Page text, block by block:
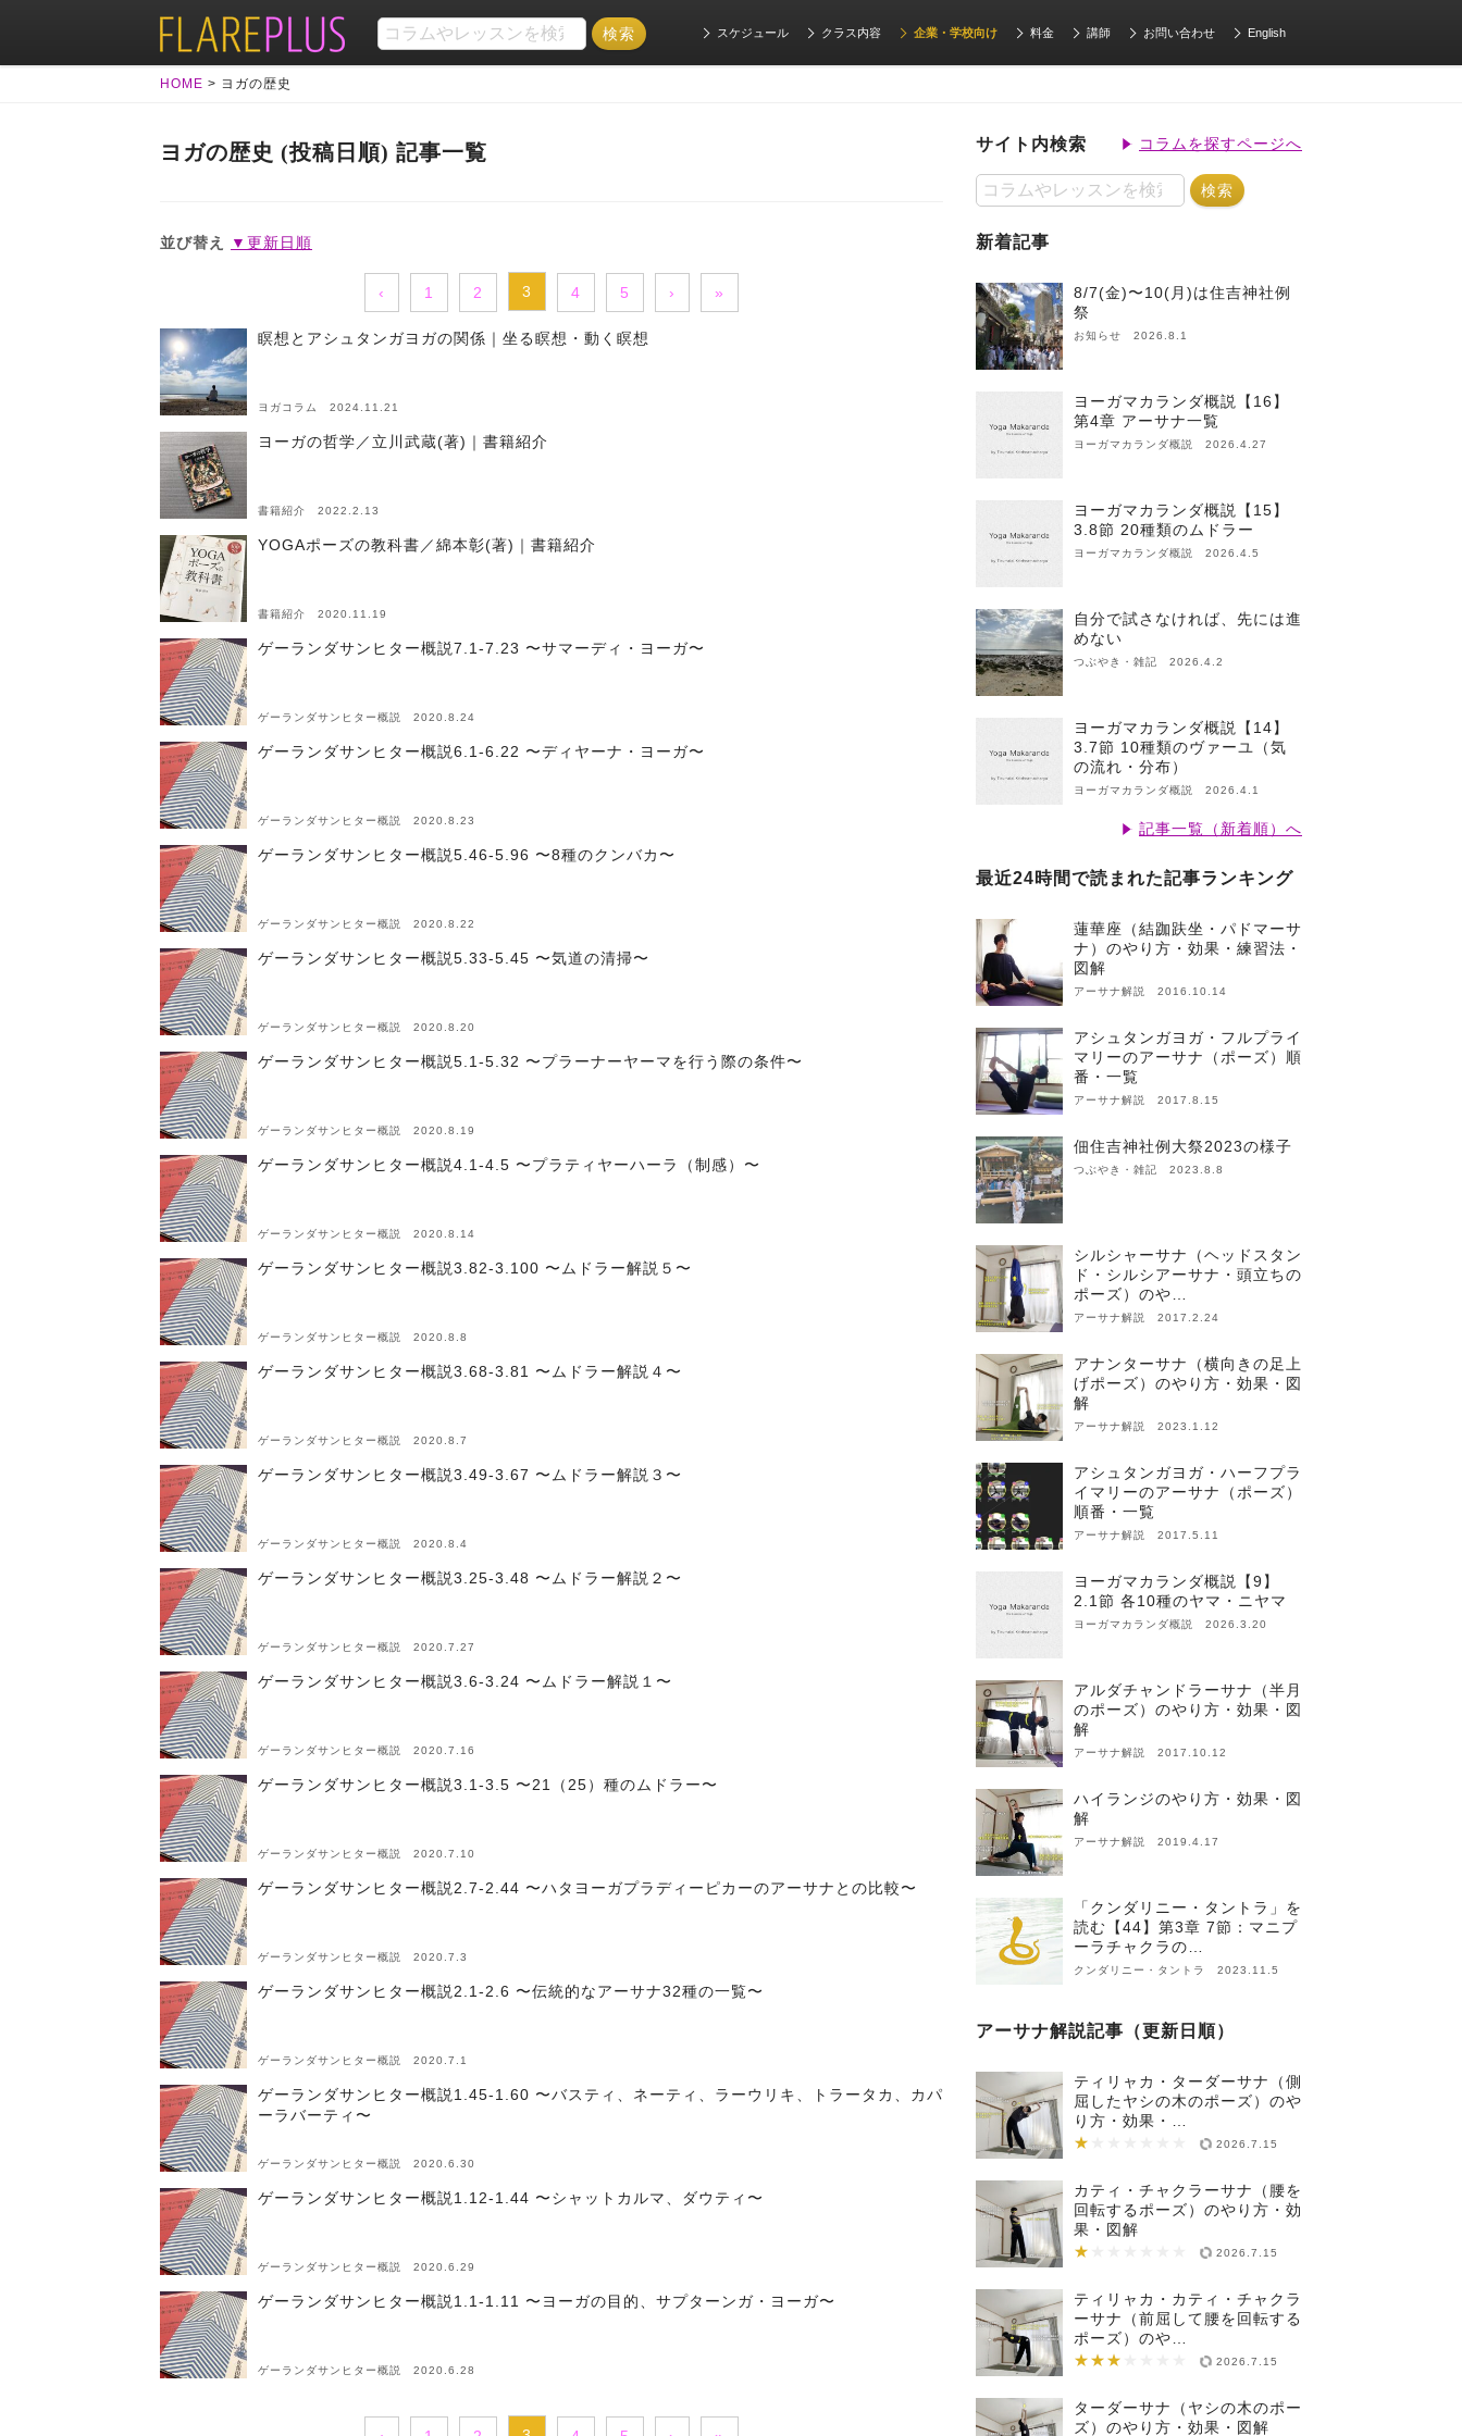
スケジュール クラス内容 企業・学校向け 料金 講師 お問い合わせ English
HOME > ヨガの歴史
ヨガの歴史 (投稿日順) 記事一覧
並び替え ▼更新日順
‹ 1 2 3 4 5 › »
瞑想とアシュタンガヨガの関係｜坐る瞑想・動く瞑想
ヨガコラム 2024.11.21
ヨーガの哲学／立川武蔵(著)｜書籍紹介
書籍紹介 2022.2.13
YOGAポーズの教科書／綿本彰(著)｜書籍紹介
書籍紹介 2020.11.19
ゲーランダサンヒター概説7.1-7.23 〜サマーディ・ヨーガ〜
ゲーランダサンヒター概説 2020.8.24
ゲーランダサンヒター概説6.1-6.22 〜ディヤーナ・ヨーガ〜
ゲーランダサンヒター概説 2020.8.23
ゲーランダサンヒター概説5.46-5.96 〜8種のクンバカ〜
ゲーランダサンヒター概説 2020.8.22
ゲーランダサンヒター概説5.33-5.45 〜気道の清掃〜
ゲーランダサンヒター概説 2020.8.20
ゲーランダサンヒター概説5.1-5.32 〜プラーナーヤーマを行う際の条件〜
ゲーランダサンヒター概説 2020.8.19
ゲーランダサンヒター概説4.1-4.5 〜プラティヤーハーラ（制感）〜
ゲーランダサンヒター概説 2020.8.14
ゲーランダサンヒター概説3.82-3.100 〜ムドラー解説５〜
ゲーランダサンヒター概説 2020.8.8
ゲーランダサンヒター概説3.68-3.81 〜ムドラー解説４〜
ゲーランダサンヒター概説 2020.8.7
ゲーランダサンヒター概説3.49-3.67 〜ムドラー解説３〜
ゲーランダサンヒター概説 2020.8.4
ゲーランダサンヒター概説3.25-3.48 〜ムドラー解説２〜
ゲーランダサンヒター概説 2020.7.27
ゲーランダサンヒター概説3.6-3.24 〜ムドラー解説１〜
ゲーランダサンヒター概説 2020.7.16
ゲーランダサンヒター概説3.1-3.5 〜21（25）種のムドラー〜
ゲーランダサンヒター概説 2020.7.10
ゲーランダサンヒター概説2.7-2.44 〜ハタヨーガプラディーピカーのアーサナとの比較〜
ゲーランダサンヒター概説 2020.7.3
ゲーランダサンヒター概説2.1-2.6 〜伝統的なアーサナ32種の一覧〜
ゲーランダサンヒター概説 2020.7.1
ゲーランダサンヒター概説1.45-1.60 〜バスティ、ネーティ、ラーウリキ、トラータカ、カパ
ーラバーティ〜
ゲーランダサンヒター概説 2020.6.30
ゲーランダサンヒター概説1.12-1.44 〜シャットカルマ、ダウティ〜
ゲーランダサンヒター概説 2020.6.29
ゲーランダサンヒター概説1.1-1.11 〜ヨーガの目的、サプターンガ・ヨーガ〜
ゲーランダサンヒター概説 2020.6.28
サイト内検索 コラムを探すページへ
新着記事
8/7(金)〜10(月)は住吉神社例
祭
お知らせ 2026.8.1
ヨーガマカランダ概説【16】
第4章 アーサナ一覧
ヨーガマカランダ概説 2026.4.27
ヨーガマカランダ概説【15】
3.8節 20種類のムドラー
ヨーガマカランダ概説 2026.4.5
自分で試さなければ、先には進
めない
つぶやき・雑記 2026.4.2
ヨーガマカランダ概説【14】
3.7節 10種類のヴァーユ（気
の流れ・分布）
ヨーガマカランダ概説 2026.4.1
記事一覧（新着順）へ
最近24時間で読まれた記事ランキング
蓮華座（結跏趺坐・パドマーサ
ナ）のやり方・効果・練習法・
図解
アーサナ解説 2016.10.14
アシュタンガヨガ・フルプライ
マリーのアーサナ（ポーズ）順
番・一覧
アーサナ解説 2017.8.15
佃住吉神社例大祭2023の様子
つぶやき・雑記 2023.8.8
シルシャーサナ（ヘッドスタン
ド・シルシアーサナ・頭立ちの
ポーズ）のや…
アーサナ解説 2017.2.24
アナンターサナ（横向きの足上
げポーズ）のやり方・効果・図
解
アーサナ解説 2023.1.12
アシュタンガヨガ・ハーフプラ
イマリーのアーサナ（ポーズ）
順番・一覧
アーサナ解説 2017.5.11
ヨーガマカランダ概説【9】
2.1節 各10種のヤマ・ニヤマ
ヨーガマカランダ概説 2026.3.20
アルダチャンドラーサナ（半月
のポーズ）のやり方・効果・図
解
アーサナ解説 2017.10.12
ハイランジのやり方・効果・図
解
アーサナ解説 2019.4.17
「クンダリニー・タントラ」を
読む【44】第3章 7節：マニプ
ーラチャクラの…
クンダリニー・タントラ 2023.11.5
アーサナ解説記事（更新日順）
ティリャカ・ターダーサナ（側
屈したヤシの木のポーズ）のや
り方・効果・…
★
★★★★★★★ 2026.7.15
カティ・チャクラーサナ（腰を
回転するポーズ）のやり方・効
果・図解
★
★★★★★★★ 2026.7.15
ティリャカ・カティ・チャクラ
ーサナ（前屈して腰を回転する
ポーズ）のや…
★★★
★★★★★★★ 2026.7.15
ターダーサナ（ヤシの木のポー
ズ）のやり方・効果・図解